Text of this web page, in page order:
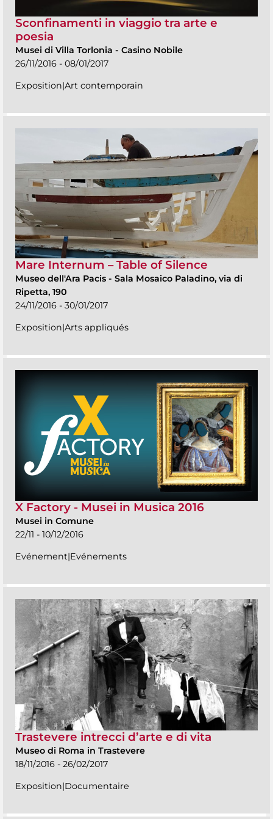
Sconfinamenti in viaggio tra arte e
poesia
Musei di Villa Torlonia - Casino Nobile
26/11/2016 - 08/01/2017
Exposition|Art contemporain
Mare Internum – Table of Silence
Museo dell'Ara Pacis - Sala Mosaico Paladino, via di
Ripetta, 190
24/11/2016 - 30/01/2017
Exposition|Arts appliqués
X Factory - Musei in Musica 2016
Musei in Comune
22/11 - 10/12/2016
Evénement|Evénements
Trastevere intrecci d’arte e di vita
Museo di Roma in Trastevere
18/11/2016 - 26/02/2017
Exposition|Documentaire